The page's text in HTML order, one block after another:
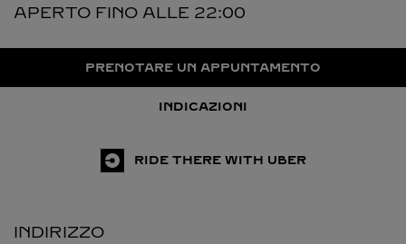
APERTO FINO ALLE 22:00
PRENOTARE UN APPUNTAMENTO
INDICAZIONI
RIDE THERE WITH UBER
INDIRIZZO